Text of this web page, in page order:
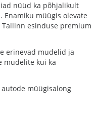
nüüd ka põhjalikult
müügis olevate
esinduse premium
erinevad mudelid ja
mudelite kui ka
müügisalong